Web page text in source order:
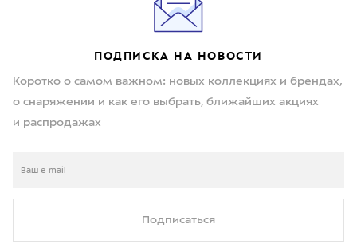
ПОДПИСКА НА НОВОСТИ
Коротко о самом важном: новых коллекциях и брендах,
о снаряжении и как его выбрать, ближайших акциях
и распродажах
Подписаться